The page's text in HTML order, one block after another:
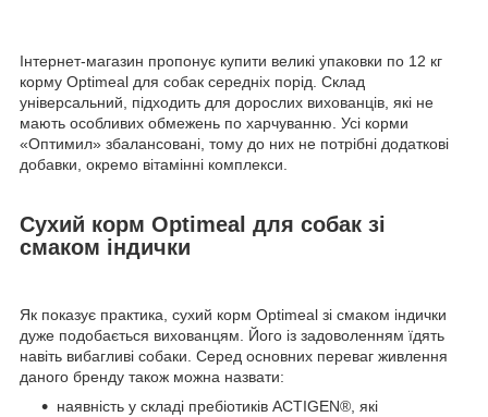
Інтернет-магазин пропонує купити великі упаковки по 12 кг
корму Optimeal для собак середніх порід. Склад
універсальний, підходить для дорослих вихованців, які не
мають особливих обмежень по харчуванню. Усі корми
«Оптимил» збалансовані, тому до них не потрібні додаткові
добавки, окремо вітамінні комплекси.
Сухий корм Optimeal для собак зі
смаком індички
Як показує практика, сухий корм Optimeal зі смаком індички
дуже подобається вихованцям. Його із задоволенням їдять
навіть вибагливі собаки. Серед основних переваг живлення
даного бренду також можна назвати:
наявність у складі пребіотиків ACTIGEN®, які